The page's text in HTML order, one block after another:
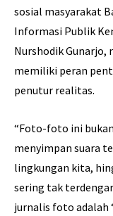
sosial masyarakat
Informasi Publik
Nurshodik Gunarjo,
memiliki peran
penutur realitas.
“Foto-foto ini
menyimpan suara
lingkungan kita,
sering tak
jurnalis foto adalah